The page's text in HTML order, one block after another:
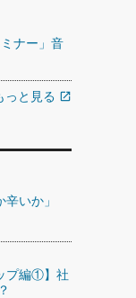
ナー」音
っと見る open_in_new
いか」
プ編①】社